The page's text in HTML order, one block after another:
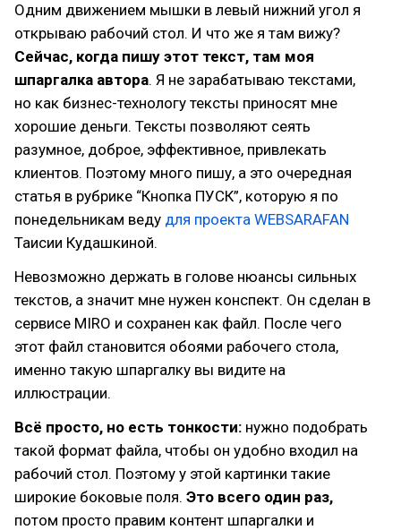
Одним движением мышки в левый нижний угол я
открываю рабочий стол. И что же я там вижу?
Сейчас, когда пишу этот текст, там моя
шпаргалка автора. Я не зарабатываю текстами,
но как бизнес-технологу тексты приносят мне
хорошие деньги. Тексты позволяют сеять
разумное, доброе, эффективное, привлекать
клиентов. Поэтому много пишу, а это очередная
статья в рубрике “Кнопка ПУСК”, которую я по
понедельникам веду для проекта WEBSARAFAN
Таисии Кудашкиной.
Невозможно держать в голове нюансы сильных
текстов, а значит мне нужен конспект. Он сделан в
сервисе MIRO и сохранен как файл. После чего
этот файл становится обоями рабочего стола,
именно такую шпаргалку вы видите на
иллюстрации.
Всё просто, но есть тонкости: нужно подобрать
такой формат файла, чтобы он удобно входил на
рабочий стол. Поэтому у этой картинки такие
широкие боковые поля. Это всего один раз,
потом просто правим контент шпаргалки и